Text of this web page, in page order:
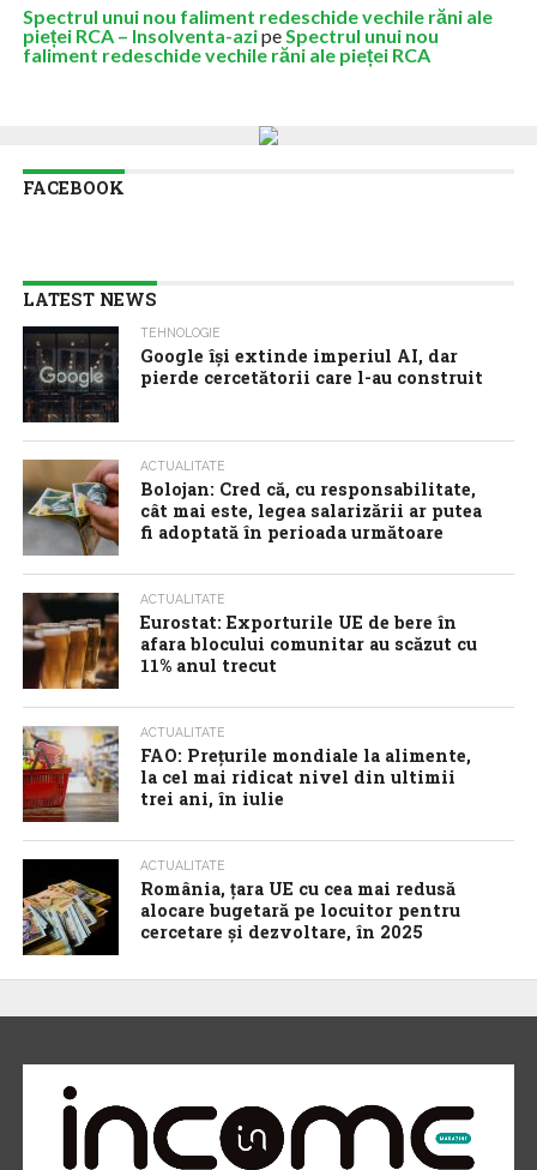
Spectrul unui nou faliment redeschide vechile răni ale
pieței RCA – Insolventa-azipeSpectrul unui nou
faliment redeschide vechile răni ale pieței RCA
FACEBOOK
LATEST NEWS
TEHNOLOGIE
Google îşi extinde imperiul AI, dar
pierde cercetătorii care l-au construit
ACTUALITATE
Bolojan: Cred că, cu responsabilitate,
cât mai este, legea salarizării ar putea
fi adoptată în perioada următoare
ACTUALITATE
Eurostat: Exporturile UE de bere în
afara blocului comunitar au scăzut cu
11% anul trecut
ACTUALITATE
FAO: Prețurile mondiale la alimente,
la cel mai ridicat nivel din ultimii
trei ani, în iulie
ACTUALITATE
România, țara UE cu cea mai redusă
alocare bugetară pe locuitor pentru
cercetare și dezvoltare, în 2025